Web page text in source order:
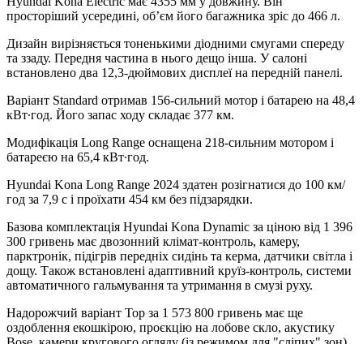
просторіший усередині, об’єм його багажника зріс до 466 л.
Дизайн вирізняється тоненькими діодними смугами спереду
та ззаду. Передня частина в нього дещо інша. У салоні
встановлено два 12,3-дюймових дисплеї на передній панелі.
Варіант Standard отримав 156-сильний мотор і батарею на 48,4
кВт∙год. Його запас ходу складає 377 км.
Модифікація Long Range оснащена 218-сильним мотором і
батареєю на 65,4 кВт∙год.
Hyundai Kona Long Range 2024 здатен розігнатися до 100 км/
год за 7,9 с і проїхати 454 км без підзарядки.
Базова комплектація Hyundai Kona Dynamic за ціною від 1 396
300 гривень має двозонний клімат-контроль, камеру,
парктронік, підігрів передніх сидінь та керма, датчики світла і
дощу. Також встановлені адаптивний круїз-контроль, системи
автоматичного гальмування та утримання в смузі руху.
Надорожчий варіант Тор за 1 573 800 гривень має ще
оздоблення екошкірою, проєкцію на лобове скло, акустику